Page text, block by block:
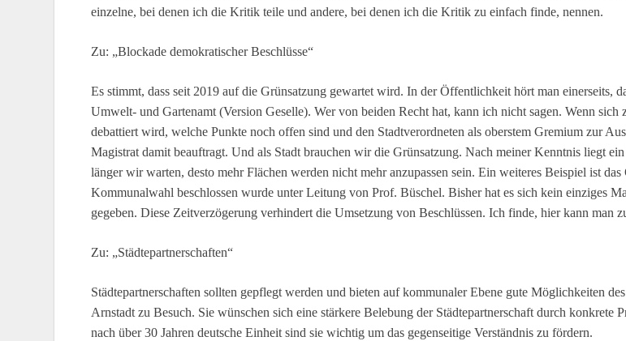
einzelne, bei denen ich die Kritik teile und andere, bei denen ich die Kritik zu einfach finde, nennen.
Zu: „Blockade demokratischer Beschlüsse“
Es stimmt, dass seit 2019 auf die Grünsatzung gewartet wird. In der Öffentlichkeit hört man einerseits,
Umwelt- und Gartenamt (Version Geselle). Wer von beiden Recht hat, kann ich nicht sagen. Wenn
debattiert wird, welche Punkte noch offen sind und den Stadtverordneten als oberstem Gremium zur
Magistrat damit beauftragt. Und als Stadt brauchen wir die Grünsatzung. Nach meiner Kenntnis liegt
länger wir warten, desto mehr Flächen werden nicht mehr anzupassen sein. Ein weiteres Beispiel ist
Kommunalwahl beschlossen wurde unter Leitung von Prof. Büschel. Bisher hat es sich kein einziges
gegeben. Diese Zeitverzögerung verhindert die Umsetzung von Beschlüssen. Ich finde, hier kann man
Zu: „Städtepartnerschaften“
Städtepartnerschaften sollten gepflegt werden und bieten auf kommunaler Ebene gute Möglichkeiten
Arnstadt zu Besuch. Sie wünschen sich eine stärkere Belebung der Städtepartnerschaft durch konkrete
nach über 30 Jahren deutsche Einheit sind sie wichtig um das gegenseitige Verständnis zu fördern.